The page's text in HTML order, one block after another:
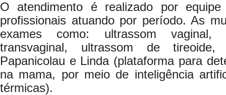
O atendimento é realizado por
profissionais atuando por período. As
exames como: ultrassom vaginal,
transvaginal, ultrassom de
Papanicolau e Linda (plataforma para
na mama, por meio de inteligência
térmicas).